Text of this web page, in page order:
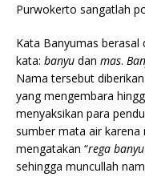
Purwokerto sangatlah
Kata Banyumas berasal
kata: banyu dan mas.
Nama tersebut
yang mengembara
menyaksikan para
sumber mata air karena
mengatakan “rega
sehingga muncullah